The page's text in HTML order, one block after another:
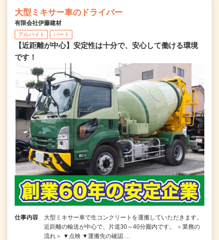
大型ミキサー車のドライバー
有限会社伊藤建材
アルバイト パート
【近距離が中心】安定性は十分で、安心して働ける環境
です！
仕事内容
大型ミキサー車で生コンクリートを運搬していただきます。
近距離の輸送が中心で、片道30～40分圏内です。 ＜業務の
流れ＞ ▼点検 ▼運搬先の確認 …